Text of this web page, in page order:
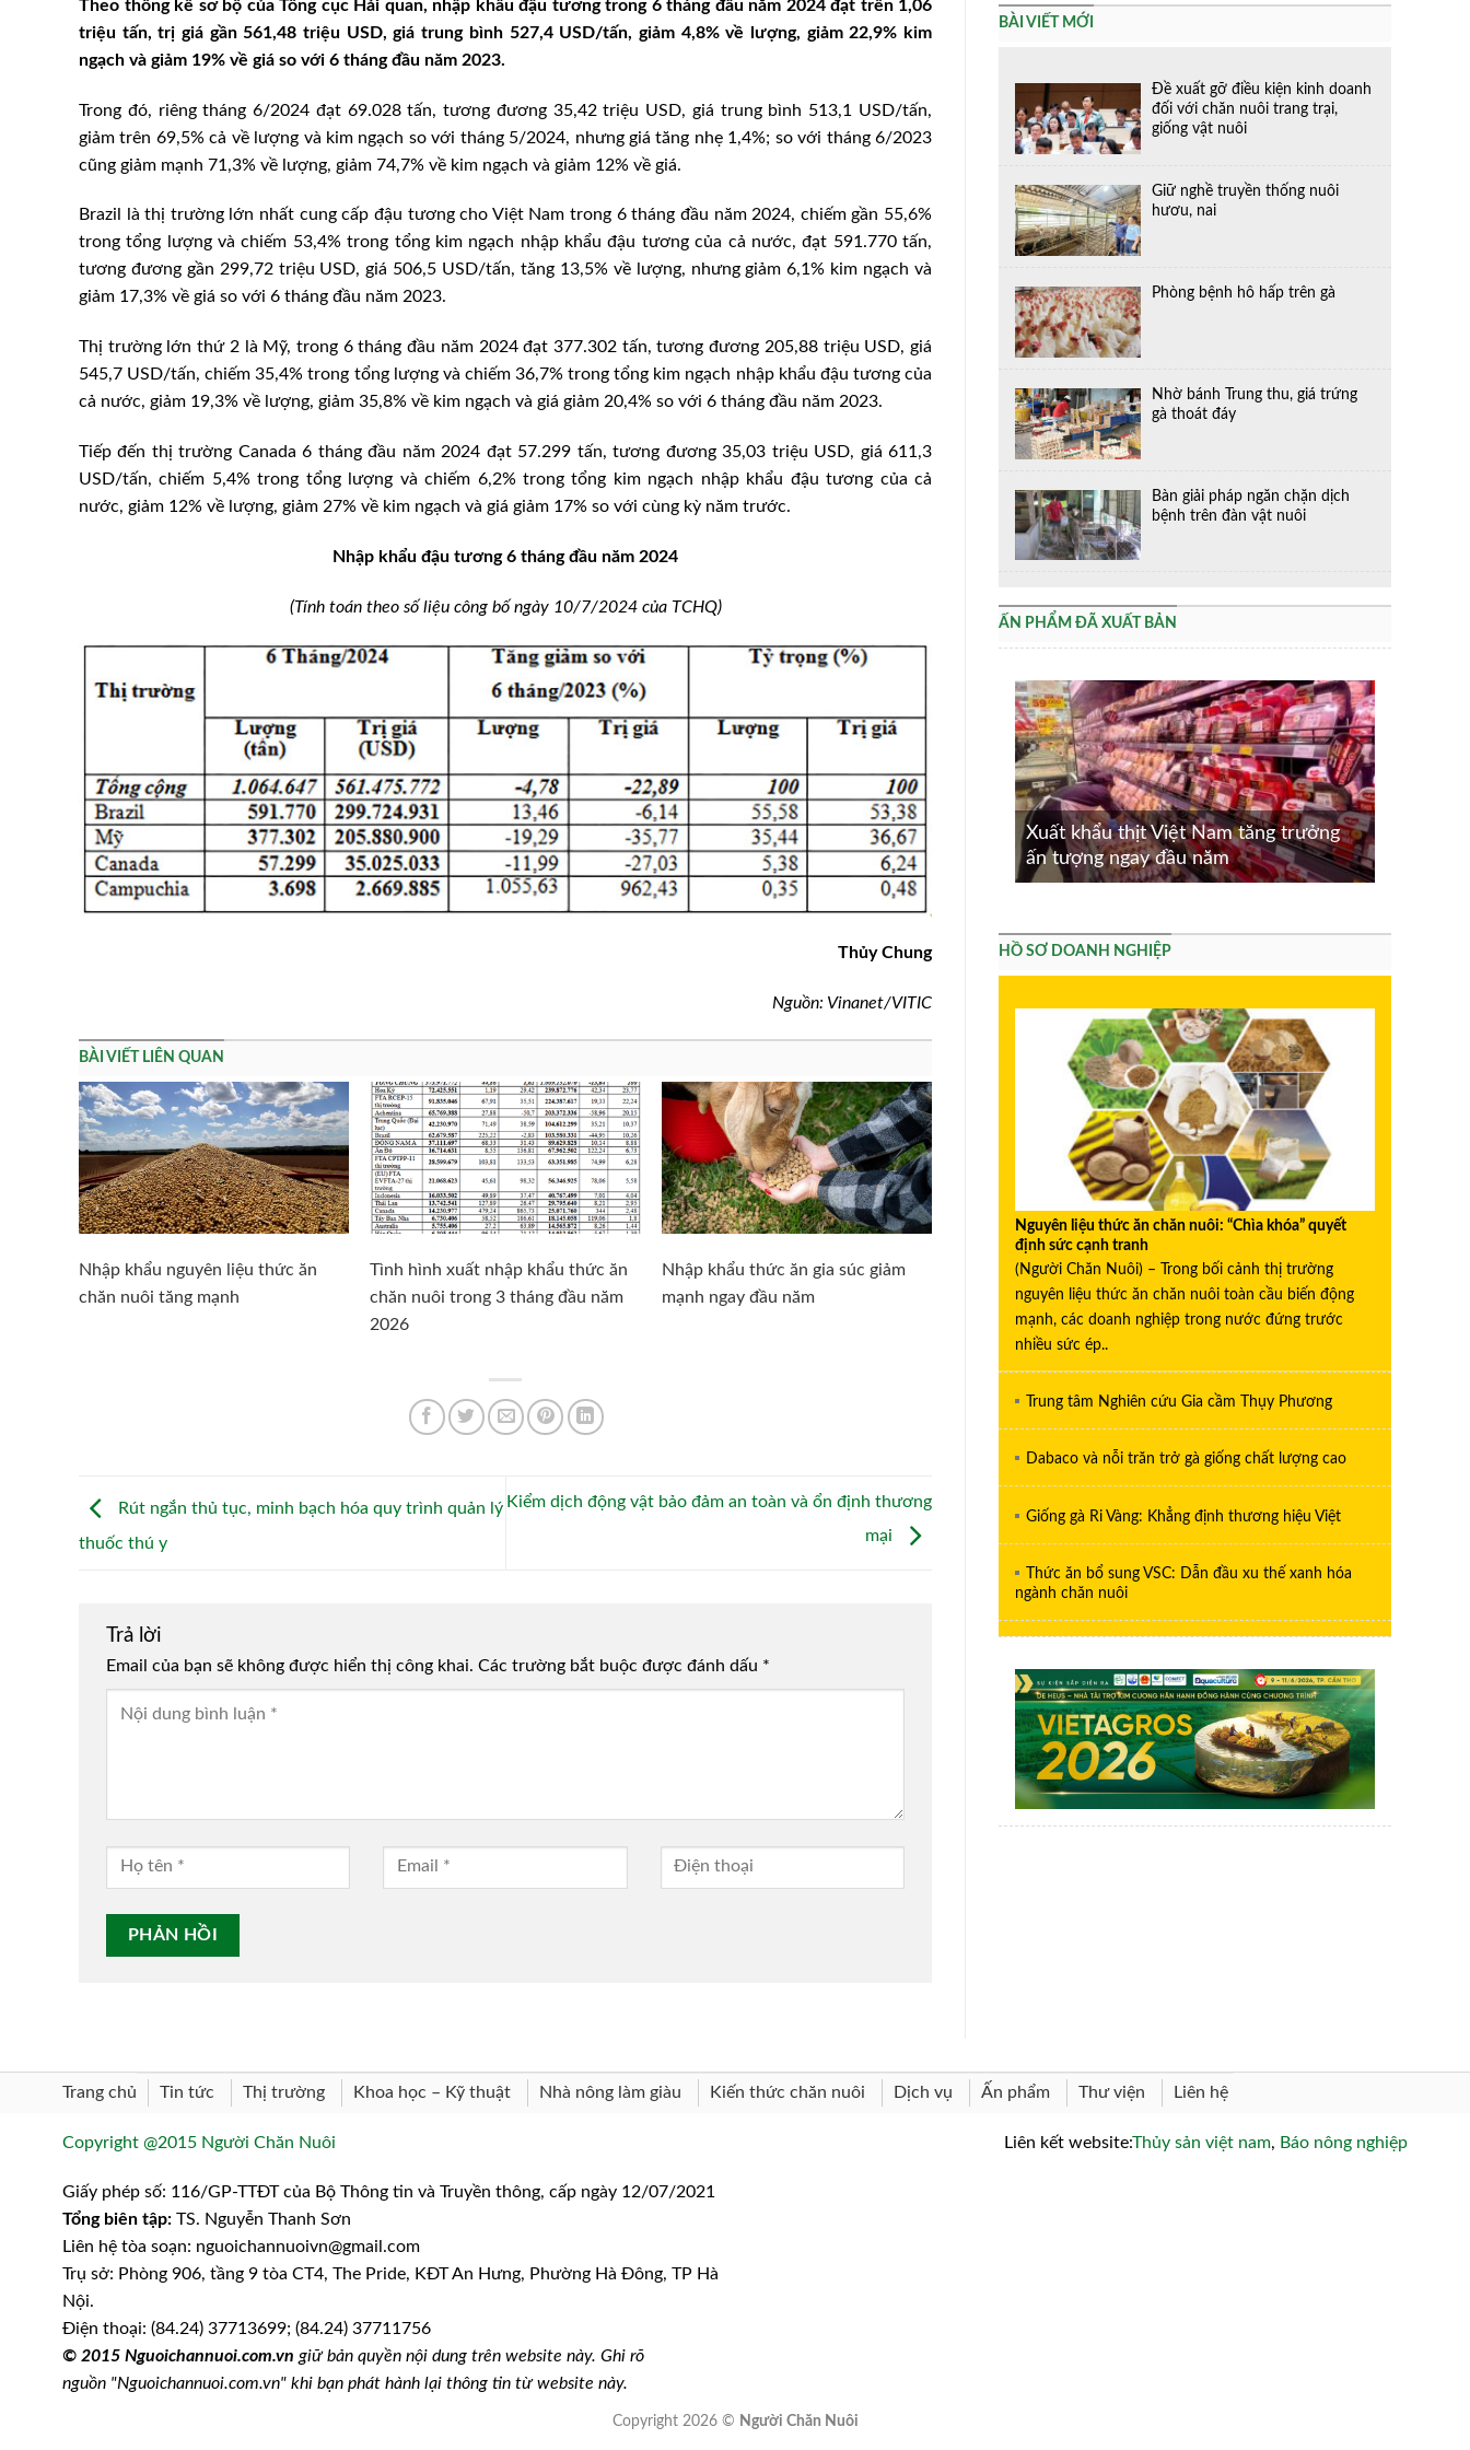
Theo thống kê sơ bộ của Tổng cục Hải quan, nhập khẩu đậu tương trong 6 tháng đầu năm 2024 đạt trên 1,06
triệu tấn, trị giá gần 561,48 triệu USD, giá trung bình 527,4 USD/tấn, giảm 4,8% về lượng, giảm 22,9% kim
ngạch và giảm 19% về giá so với 6 tháng đầu năm 2023.
Trong đó, riêng tháng 6/2024 đạt 69.028 tấn, tương đương 35,42 triệu USD, giá trung bình 513,1 USD/tấn,
giảm trên 69,5% cả về lượng và kim ngạch so với tháng 5/2024, nhưng giá tăng nhẹ 1,4%; so với tháng 6/2023
cũng giảm mạnh 71,3% về lượng, giảm 74,7% về kim ngạch và giảm 12% về giá.
Brazil là thị trường lớn nhất cung cấp đậu tương cho Việt Nam trong 6 tháng đầu năm 2024, chiếm gần 55,6%
trong tổng lượng và chiếm 53,4% trong tổng kim ngạch nhập khẩu đậu tương của cả nước, đạt 591.770 tấn,
tương đương gần 299,72 triệu USD, giá 506,5 USD/tấn, tăng 13,5% về lượng, nhưng giảm 6,1% kim ngạch và
giảm 17,3% về giá so với 6 tháng đầu năm 2023.
Thị trường lớn thứ 2 là Mỹ, trong 6 tháng đầu năm 2024 đạt 377.302 tấn, tương đương 205,88 triệu USD, giá
545,7 USD/tấn, chiếm 35,4% trong tổng lượng và chiếm 36,7% trong tổng kim ngạch nhập khẩu đậu tương của
cả nước, giảm 19,3% về lượng, giảm 35,8% về kim ngạch và giá giảm 20,4% so với 6 tháng đầu năm 2023.
Tiếp đến thị trường Canada 6 tháng đầu năm 2024 đạt 57.299 tấn, tương đương 35,03 triệu USD, giá 611,3
USD/tấn, chiếm 5,4% trong tổng lượng và chiếm 6,2% trong tổng kim ngạch nhập khẩu đậu tương của cả
nước, giảm 12% về lượng, giảm 27% về kim ngạch và giá giảm 17% so với cùng kỳ năm trước.
Nhập khẩu đậu tương 6 tháng đầu năm 2024
(Tính toán theo số liệu công bố ngày 10/7/2024 của TCHQ)
Thủy Chung
Nguồn: Vinanet/VITIC
BÀI VIẾT LIÊN QUAN
Nhập khẩu nguyên liệu thức ăn
chăn nuôi tăng mạnh
Tình hình xuất nhập khẩu thức ăn
chăn nuôi trong 3 tháng đầu năm
2026
Nhập khẩu thức ăn gia súc giảm
mạnh ngay đầu năm
Rút ngắn thủ tục, minh bạch hóa quy trình quản lý
thuốc thú y
Kiểm dịch động vật bảo đảm an toàn và ổn định thương
mại
Trả lời
Email của bạn sẽ không được hiển thị công khai. Các trường bắt buộc được đánh dấu *
Alternative:
BÀI VIẾT MỚI
Đề xuất gỡ điều kiện kinh doanh
đối với chăn nuôi trang trại,
giống vật nuôi
Giữ nghề truyền thống nuôi
hươu, nai
Phòng bệnh hô hấp trên gà
Nhờ bánh Trung thu, giá trứng
gà thoát đáy
Bàn giải pháp ngăn chặn dịch
bệnh trên đàn vật nuôi
ẤN PHẨM ĐÃ XUẤT BẢN
Xuất khẩu thịt Việt Nam tăng trưởng
ấn tượng ngay đầu năm
26/10/2023: Đà
Xử lý bệnh đóng dấu heo
Quảng Bình: Chủ lò mổ ‘tố’ cán bộ thú
y đóng dấu kiểm soát giết mổ cho lợn
chết có dấu hiệu bị bệnh
HỒ SƠ DOANH NGHIỆP
Nguyên liệu thức ăn chăn nuôi: “Chìa khóa” quyết
định sức cạnh tranh
(Người Chăn Nuôi) – Trong bối cảnh thị trường
nguyên liệu thức ăn chăn nuôi toàn cầu biến động
mạnh, các doanh nghiệp trong nước đứng trước
nhiều sức ép..
Trung tâm Nghiên cứu Gia cầm Thụy Phương
Dabaco và nỗi trăn trở gà giống chất lượng cao
Giống gà Ri Vàng: Khẳng định thương hiệu Việt
Thức ăn bổ sung VSC: Dẫn đầu xu thế xanh hóa
ngành chăn nuôi
Trang chủ Tin tức Thị trường Khoa học – Kỹ thuật Nhà nông làm giàu Kiến thức chăn nuôi Dịch vụ Ấn phẩm Thư viện Liên hệ
Copyright @2015 Người Chăn Nuôi
Giấy phép số: 116/GP-TTĐT của Bộ Thông tin và Truyền thông, cấp ngày 12/07/2021
Tổng biên tập: TS. Nguyễn Thanh Sơn
Liên hệ tòa soạn: nguoichannuoivn@gmail.com
Trụ sở: Phòng 906, tầng 9 tòa CT4, The Pride, KĐT An Hưng, Phường Hà Đông, TP Hà
Nội.
Điện thoại: (84.24) 37713699; (84.24) 37711756
© 2015 Nguoichannuoi.com.vn giữ bản quyền nội dung trên website này. Ghi rõ
nguồn "Nguoichannuoi.com.vn" khi bạn phát hành lại thông tin từ website này.
Liên kết website:Thủy sản việt nam, Báo nông nghiệp
Copyright 2026 © Người Chăn Nuôi